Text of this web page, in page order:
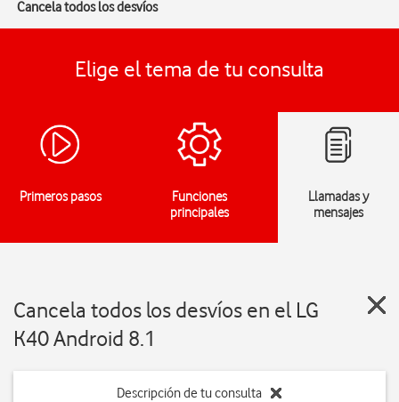
Cancela todos los desvíos
Elige el tema de tu consulta
Primeros pasos
Funciones
principales
Llamadas y
mensajes
Cancela todos los desvíos en el LG
K40 Android 8.1
Descripción de tu consulta